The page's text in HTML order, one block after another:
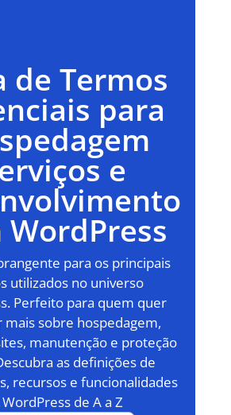
de Termos
para
e
WordPress
para os principais
utilizados no universo
Perfeito para quem quer
sobre hospedagem,
manutenção e proteção
as definições de
recursos e funcionalidades
de A a Z